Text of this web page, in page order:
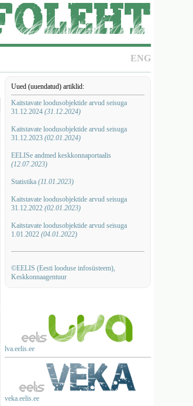
ENG
Uued (uuendatud) artiklid:
Kaitstavate loodusobjektide arvud seisuga
31.12.2024 (31.12.2024)
Kaitstavate loodusobjektide arvud seisuga
31.12.2023 (02.01.2024)
EELISe andmed keskkonnaportaalis
(12.07.2023)
Statistika (11.01.2023)
Kaitstavate loodusobjektide arvud seisuga
31.12.2022 (02.01.2023)
Kaitstavate loodusobjektide arvud seisuga
1.01.2022 (04.01.2022)
©EELIS (Eesti looduse infosüsteem),
Keskkonnaagentuur
lva.eelis.ee
veka.eelis.ee